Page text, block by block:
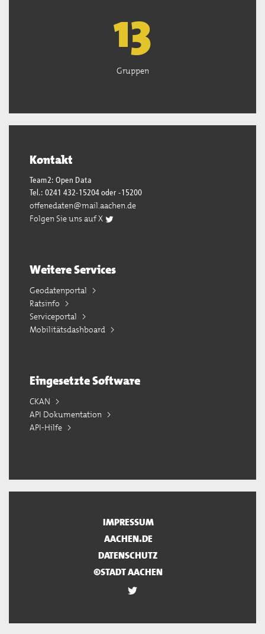
13
Gruppen
Kontakt
Team2: Open Data
Tel.: 0241 432-15204 oder -15200
offenedaten@mail.aachen.de
Folgen Sie uns auf X
Weitere Services
Geodatenportal
Ratsinfo
Serviceportal
Mobilitätsdashboard
Eingesetzte Software
CKAN
API Dokumentation
API-Hilfe
IMPRESSUM
AACHEN.DE
DATENSCHUTZ
©STADT AACHEN